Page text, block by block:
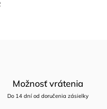
Možnosť vrátenia
Do 14 dní od doručenia zásielky